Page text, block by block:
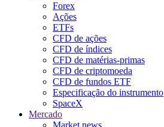
Forex
Ações
ETFs
CFD de ações
CFD de índices
CFD de matérias-primas
CFD de criptomoeda
CFD de fundos ETF
Especificação do instrumento
SpaceX
Mercado
Market news